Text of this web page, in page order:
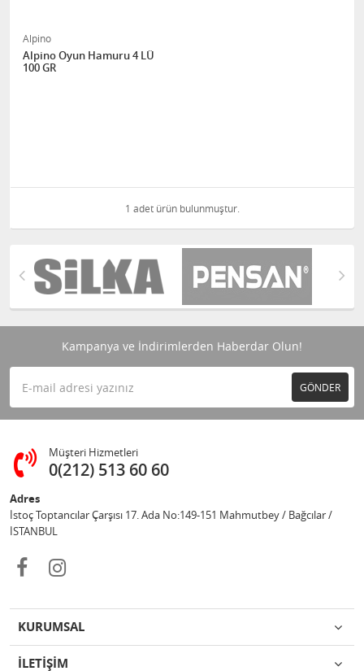
Alpino
Alpino Oyun Hamuru 4 LÜ
100 GR
1 adet ürün bulunmuştur.
Kampanya ve İndirimlerden Haberdar Olun!
GÖNDER
Müşteri Hizmetleri
0(212) 513 60 60
Adres
İstoç Toptancılar Çarşısı 17. Ada No:149-151 Mahmutbey / Bağcılar /
İSTANBUL
KURUMSAL
İLETİŞİM